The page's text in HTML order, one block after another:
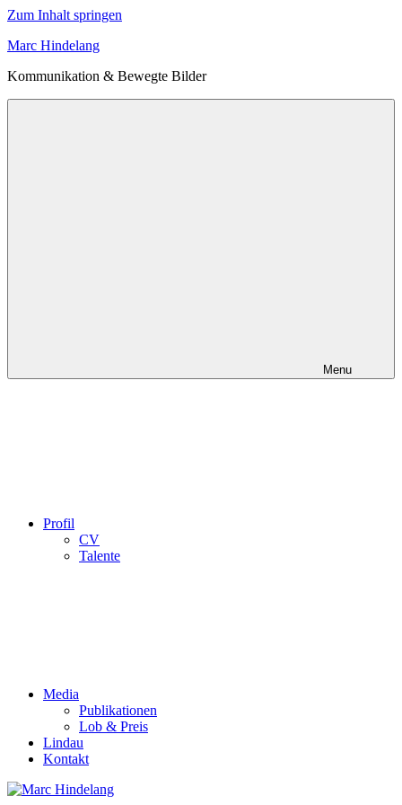
Zum Inhalt springen
Marc Hindelang
Kommunikation & Bewegte Bilder
Menu
Profil
CV
Talente
Media
Publikationen
Lob & Preis
Lindau
Kontakt